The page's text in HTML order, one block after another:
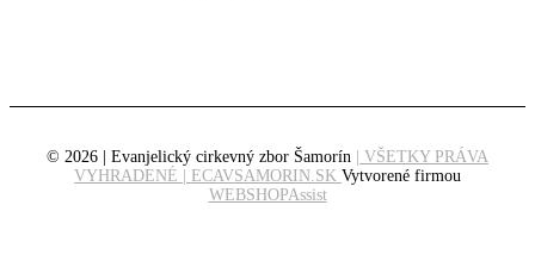
© 2026 | Evanjelický cirkevný zbor Šamorín
| VŠETKY PRÁVA
VYHRADENÉ | ECAVSAMORIN.SK Vytvorené firmou
WEBSHOPAssist